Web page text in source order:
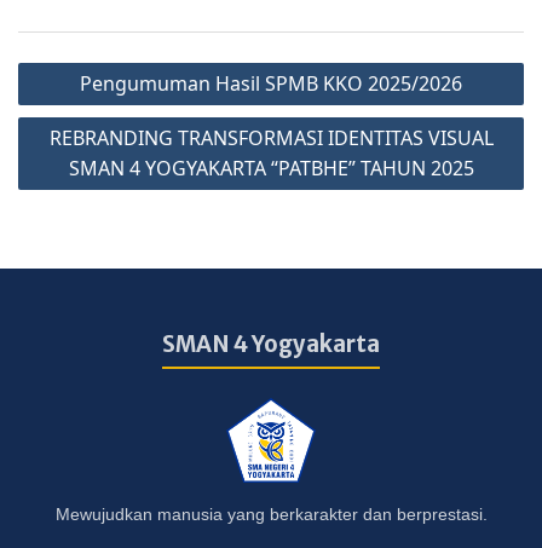
Pengumuman Hasil SPMB KKO 2025/2026
REBRANDING TRANSFORMASI IDENTITAS VISUAL
SMAN 4 YOGYAKARTA “PATBHE” TAHUN 2025
SMAN 4 Yogyakarta
Mewujudkan manusia yang berkarakter dan berprestasi.